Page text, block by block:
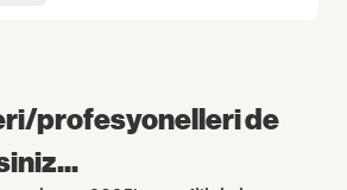
profesyonelleri de